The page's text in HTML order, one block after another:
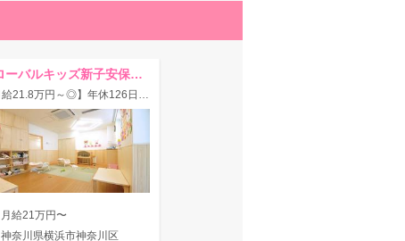
グローバルキッズ新子安保育園
【月給21.8万円～◎】年休126日＆休暇制度充実★借上社宅・住宅手当など厚待遇
月給21万円〜
神奈川県横浜市神奈川区